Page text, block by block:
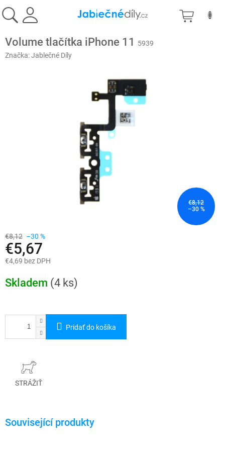
na
obsah
Volume tlačítka iPhone 11
5939
Značka:Jablečné Díly
€8,12
–30 %
€8,12 –30 %
€5,67
€4,69 bez DPH
cena:
Skladem (4 ks)
Pridať do košíka
STRÁŽIŤ